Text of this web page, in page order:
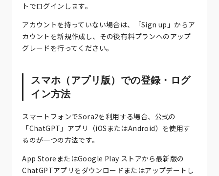
トでログインします。
アカウントを持っていない場合は、「Sign up」からア
カウントを新規作成し、その後有料プランへのアップ
グレードを行ってください。
スマホ（アプリ版）での登録・ログ
イン方法
スマートフォンでSora2を利用する場合、公式の
「ChatGPT」アプリ（iOSまたはAndroid）を使用す
るのが一つの方法です。
App StoreまたはGoogle Play ストアから最新版の
ChatGPTアプリをダウンロードまたはアップデートし